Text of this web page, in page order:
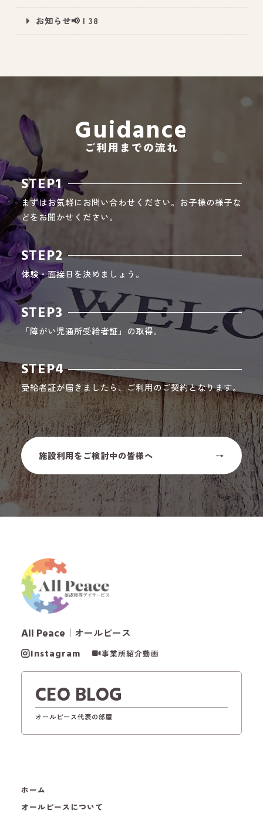
All Peace｜オールピース
Instagram 事業所紹介動画
CEO BLOG
お知らせ📢 | 38
Guidance
ご利用までの流れ
STEP1
まずはお気軽にお問い合わせください。お子様の様子な
どをお聞かせください。
STEP2
体験・面接日を決めましょう。
STEP3
「障がい児通所受給者証」の取得。
STEP4
受給者証が届きましたら、ご利用のご契約となります。
施設利用をご検討中の皆様へ
All Peace ｜オールピース
Instagram 事業所紹介動画
CEO BLOG
オールピース代表の部屋
ホーム
オールピースについて